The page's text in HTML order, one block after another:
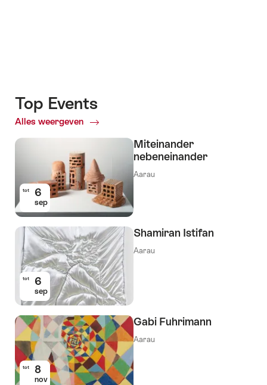
Top Events
Alles weergeven
Top
tot 6
sep
Miteinander
nebeneinander
Aarau
tot 6
sep
Shamiran Istifan
Aarau
tot 8
nov
Gabi Fuhrimann
Aarau